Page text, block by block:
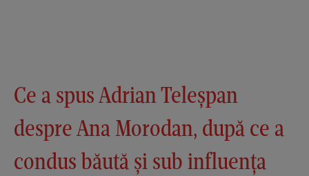
Ce a spus Adrian Teleșpan
despre Ana Morodan, după ce a
condus băută și sub influența